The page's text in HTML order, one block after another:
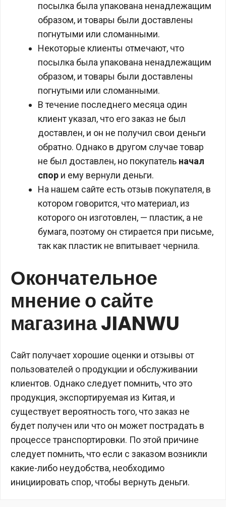
посылка была упакована ненадлежащим
образом, и товары были доставлены
погнутыми или сломанными.
Некоторые клиенты отмечают, что
посылка была упакована ненадлежащим
образом, и товары были доставлены
погнутыми или сломанными.
В течение последнего месяца один
клиент указал, что его заказ не был
доставлен, и он не получил свои деньги
обратно. Однако в другом случае товар
не был доставлен, но покупатель начал
спор и ему вернули деньги.
На нашем сайте есть отзыв покупателя, в
котором говорится, что материал, из
которого он изготовлен, — пластик, а не
бумага, поэтому он стирается при письме,
так как пластик не впитывает чернила.
Окончательное
мнение о сайте
магазина JIANWU
Сайт получает хорошие оценки и отзывы от
пользователей о продукции и обслуживании
клиентов. Однако следует помнить, что это
продукция, экспортируемая из Китая, и
существует вероятность того, что заказ не
будет получен или что он может пострадать в
процессе транспортировки. По этой причине
следует помнить, что если с заказом возникли
какие-либо неудобства, необходимо
инициировать спор, чтобы вернуть деньги.